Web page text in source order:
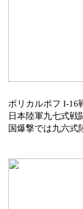
ポリカルポフ I-16
日本陸軍九七式戦
国爆撃では九六式